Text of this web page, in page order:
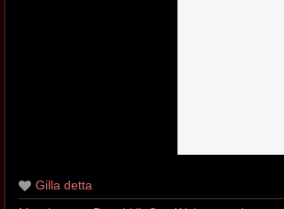
Gilla detta